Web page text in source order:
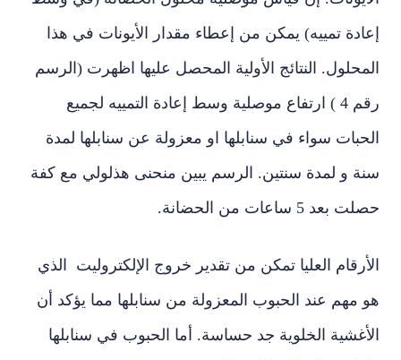
تمييه) يمكن من إعطاء مقدار الأيونات في هذا
النتائج الأولية المحصل عليها اظهرت (الرسم
رقم 4 ) ارتفاع موصلية وسط إعادة التمييه لجميع
سواء في سنابلها او معزولة عن سنابلها لمدة
و لمدة سنتين. الرسم يبين منحنى هذلولي مع كفة
5 ساعات من الحضانة.
العليا تمكن من تقدير خروج الإلكتروليت الذي
مهم عند الحبوب المعزولة من سنابلها مما يؤكد أن
الخلوية جد حساسة. أما الحبوب في سنابلها